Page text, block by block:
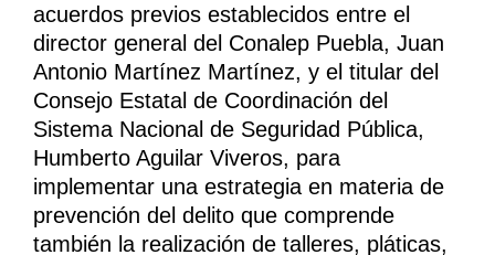
acuerdos previos establecidos entre el
director general del Conalep Puebla, Juan
Antonio Martínez Martínez, y el titular del
Consejo Estatal de Coordinación del
Sistema Nacional de Seguridad Pública,
Humberto Aguilar Viveros, para
implementar una estrategia en materia de
prevención del delito que comprende
también la realización de talleres, pláticas,